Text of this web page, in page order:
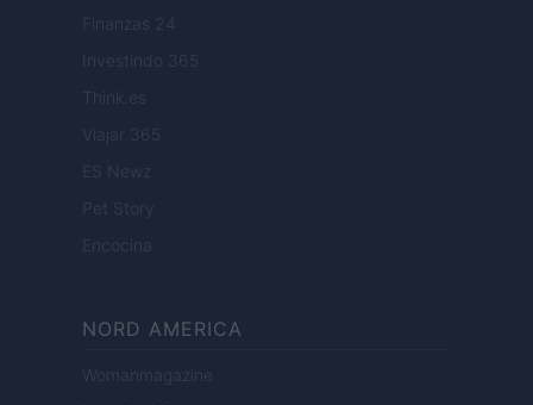
Finanzas 24
Investindo 365
Think.es
Viajar 365
ES Newz
Pet Story
Encocina
NORD AMERICA
Womanmagazine